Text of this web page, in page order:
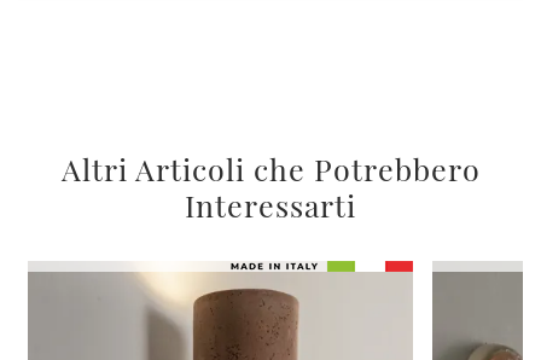
Altri Articoli che Potrebbero
Interessarti